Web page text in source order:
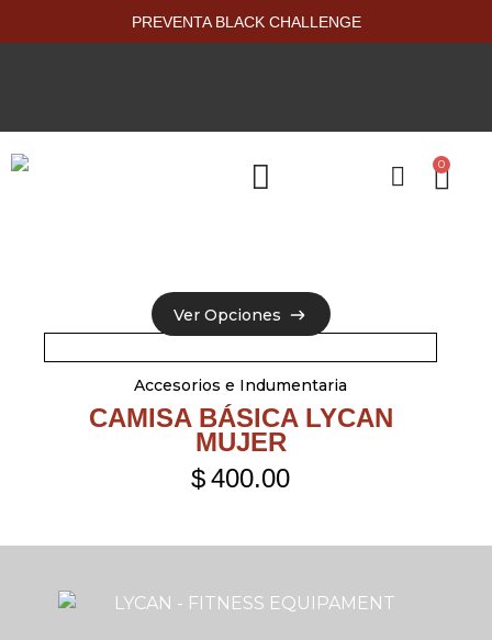
PREVENTA BLACK CHALLENGE
0
Ver Opciones
Ver Opciones
Accesorios e Indumentaria
CAMISA BÁSICA LYCAN
MUJER
$400.00